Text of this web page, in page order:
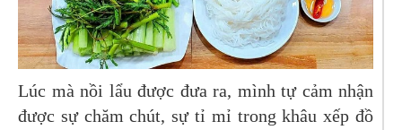
Lúc mà nồi lẩu được đưa ra, mình tự cảm nhận
được sự chăm chút, sự tỉ mỉ trong khâu xếp đồ